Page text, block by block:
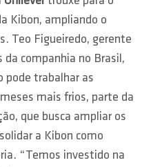
Kibon, ampliando o
Teo Figueiredo, gerente
da companhia no Brasil,
pode trabalhar as
mais frios, parte da
que busca ampliar os
a Kibon como
“Temos investido na